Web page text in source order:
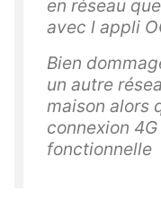
en réseau
avec l appli
Bien
un autre
maison alors
connexion
fonctionnelle